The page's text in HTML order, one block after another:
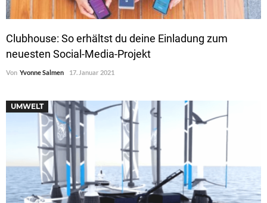
Clubhouse: So erhältst du deine Einladung zum
neuesten Social-Media-Projekt
Von Yvonne Salmen 17. Januar 2021
UMWELT